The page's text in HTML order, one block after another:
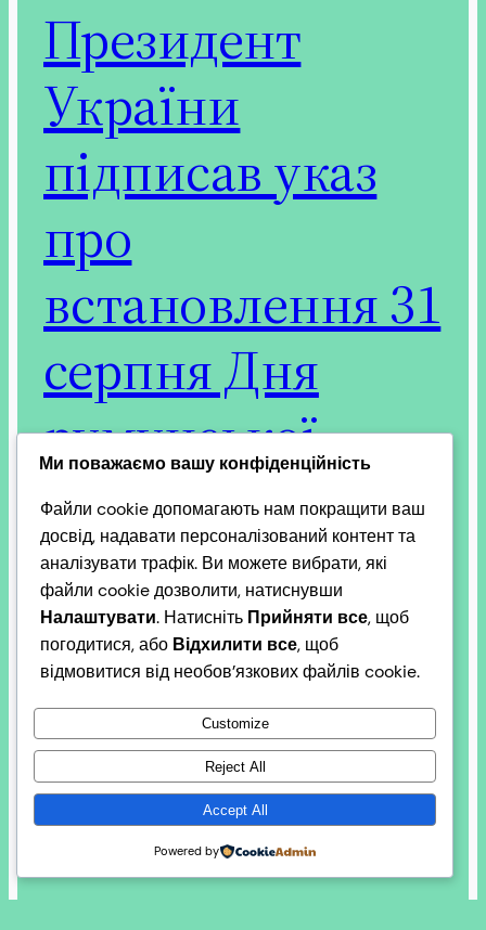
Президент
України
підписав указ
про
встановлення 31
серпня Дня
румунської
мови в Україні
Президент України Володимир Зеленський
підписав указ про встановлення в Україні Дня
румунської мови – він відзначатиметься щороку
31 серпня. Саме ця дата встановлена Днем
румунської мови у Європі. Про це Глава держави
повідомив під час спільної з Президентом
Румунії Нікушором Даном пресконференції в
Бухаресті. Володимир Зеленський зазначив, що
це рішення є одним із кроків у…
Ми поважаємо вашу конфіденційність
Файли cookie допомагають нам покращити ваш
досвід, надавати персоналізований контент та
аналізувати трафік. Ви можете вибрати, які
файли cookie дозволити, натиснувши
Налаштувати. Натисніть Прийняти все, щоб
погодитися, або Відхилити все, щоб
відмовитися від необов’язкових файлів cookie.
Customize
Reject All
Accept All
Powered by